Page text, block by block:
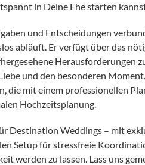
in Deine Ehe starten
und Entscheidungen
abläuft. Er verfügt über das
Herausforderungen
und den besonderen
die mit einem professionellen
Hochzeitsplanung.
Destination Weddings – mit
Setup für stressfreie
werden zu lassen. Lass uns